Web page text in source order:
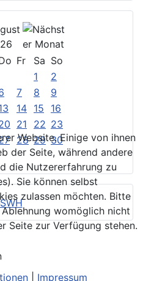
Fr Sa So
1
2
7 8
9
14 15
16
21 22 23
28 29 30
Website. Einige von ihnen
der Seite, während andere
die Nutzererfahrung zu
Sie können selbst
zulassen möchten. Bitte
womöglich nicht
Seite zur Verfügung stehen.
Impressum